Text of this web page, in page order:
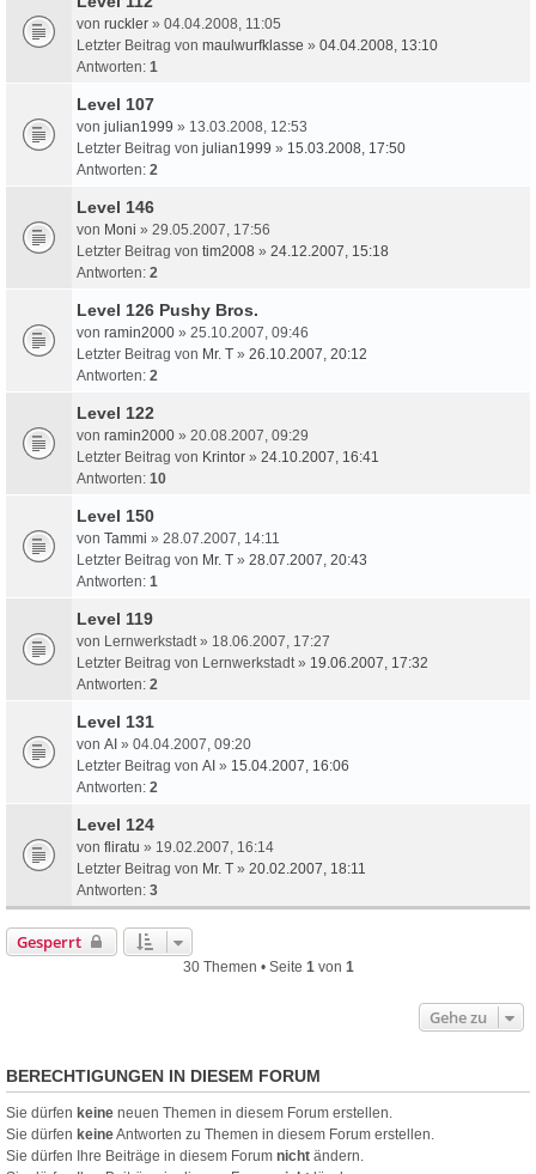
von ruckler » 04.04.2008, 11:05
Letzter Beitrag von maulwurfklasse » 04.04.2008, 13:10
Antworten: 1
Level 107
von julian1999 » 13.03.2008, 12:53
Letzter Beitrag von julian1999 » 15.03.2008, 17:50
Antworten: 2
Level 146
von Moni » 29.05.2007, 17:56
Letzter Beitrag von tim2008 » 24.12.2007, 15:18
Antworten: 2
Level 126 Pushy Bros.
von ramin2000 » 25.10.2007, 09:46
Letzter Beitrag von Mr. T » 26.10.2007, 20:12
Antworten: 2
Level 122
von ramin2000 » 20.08.2007, 09:29
Letzter Beitrag von Krintor » 24.10.2007, 16:41
Antworten: 10
Level 150
von Tammi » 28.07.2007, 14:11
Letzter Beitrag von Mr. T » 28.07.2007, 20:43
Antworten: 1
Level 119
von Lernwerkstadt» 18.06.2007, 17:27
Letzter Beitrag von Lernwerkstadt» 19.06.2007, 17:32
Antworten: 2
Level 131
von AI » 04.04.2007, 09:20
Letzter Beitrag von AI » 15.04.2007, 16:06
Antworten: 2
Level 124
von fliratu » 19.02.2007, 16:14
Letzter Beitrag von Mr. T » 20.02.2007, 18:11
Antworten: 3
Gesperrt
30 Themen • Seite 1von 1
Gehe zu
BERECHTIGUNGEN IN DIESEM FORUM
Sie dürfen keine neuen Themen in diesem Forum erstellen.
Sie dürfen keineAntworten zu Themen in diesem Forum erstellen.
Sie dürfen Ihre Beiträge in diesem Forum nicht ändern.